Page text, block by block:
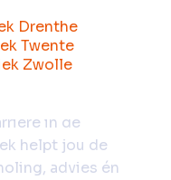
baan die
in de
helpt jou de
advies én
Drenthe
Twente
Zwolle